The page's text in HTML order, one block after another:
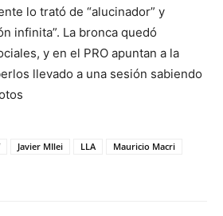
lo trató de “alucinador” y
infinita”. La bronca quedó
y en el PRO apuntan a la
llevado a una sesión sabiendo
Javier MIlei LLA
Mauricio Macri